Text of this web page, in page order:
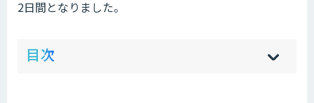
2日間となりました。
目次 hi
]
sh
]